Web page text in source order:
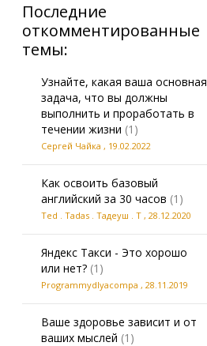
Последние
откомментированные
темы:
Узнайте, какая ваша основная
задача, что вы должны
выполнить и проработать в
течении жизни (1)
Сергей Чайка , 19.02.2022
Как освоить базовый
английский за 30 часов (1)
Ted . Tadas . Тадеуш . Т , 28.12.2020
Яндекс Такси - Это хорошо
или нет? (1)
Programmydlyacompa , 28.11.2019
Ваше здоровье зависит и от
ваших мыслей (1)